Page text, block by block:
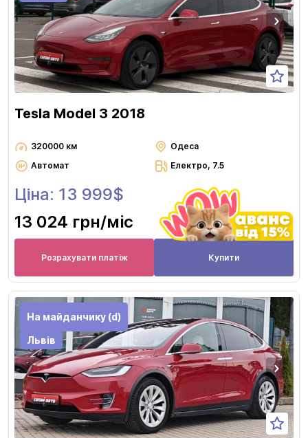
Tesla Model 3 2018
320000 км
Одеса
Автомат
Електро, 7.5
Ціна: 13 999$
13 024 грн/міс
Розрахувати платіж Купити
На майданчику (d)
Львів